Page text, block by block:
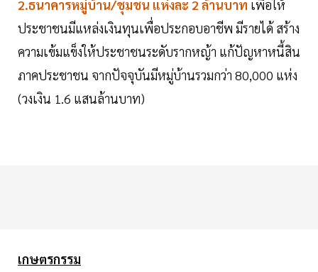
2.ธนาคารหมู่บ้าน/ชุมชน แห่งละ 2 ล้านบาท เพื่อให้
ประชาชนมีแหล่งเงินทุนเพื่อประกอบอาชีพ มีรายได้ สร้าง
ความเข้มแข็งให้ประชาชนระดับรากหญ้า แก้ปัญหาหนี้สิน
ภาคประชาชน จากปัจจุบันมีหมู่บ้านรวมกว่า 80,000 แห่ง
(วงเงิน 1.6 แสนล้านบาท)
เกษตรกรรม